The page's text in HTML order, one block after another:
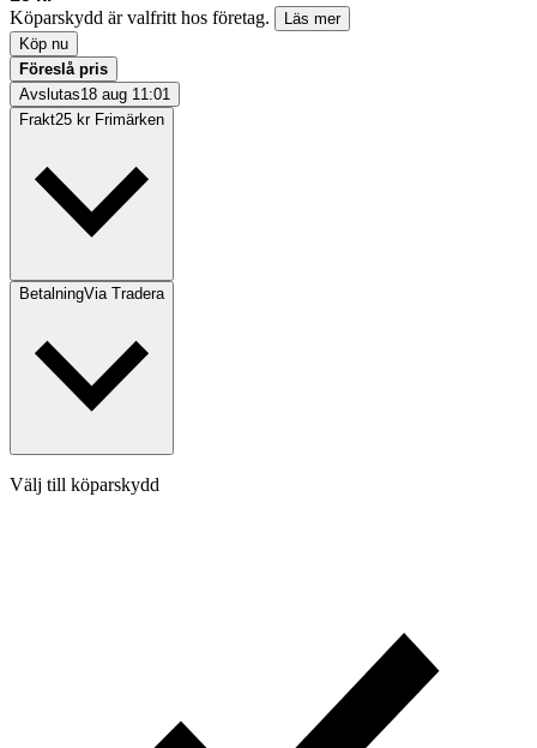
Köparskydd är valfritt hos företag.
Läs mer
Köp nu
Föreslå pris
Avslutas18 aug 11:01
Frakt25 kr Frimärken
BetalningVia Tradera
Välj till köparskydd